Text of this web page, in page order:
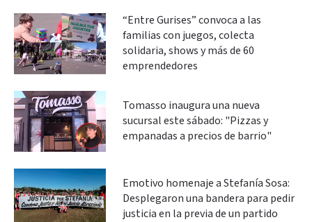
“Entre Gurises” convoca a las
familias con juegos, colecta
solidaria, shows y más de 60
emprendedores
Tomasso inaugura una nueva
sucursal este sábado: "Pizzas y
empanadas a precios de barrio"
Emotivo homenaje a Stefanía Sosa:
Desplegaron una bandera para pedir
justicia en la previa de un partido